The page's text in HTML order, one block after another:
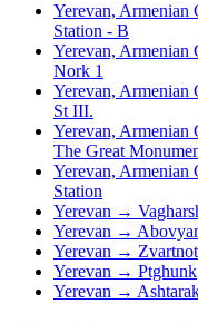
Yerevan,
Station - B
Yerevan,
Nork 1
Yerevan,
St III.
Yerevan,
The Great
Yerevan,
Station
Yerevan →
Yerevan →
Yerevan →
Yerevan → Ptghunk
Yerevan →